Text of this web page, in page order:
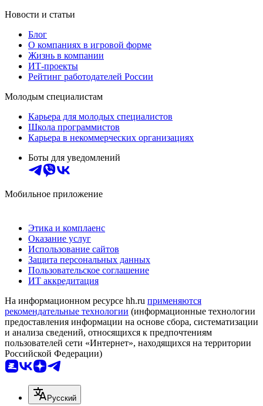
Новости и статьи
Блог
О компаниях в игровой форме
Жизнь в компании
ИТ-проекты
Рейтинг работодателей России
Молодым специалистам
Карьера для молодых специалистов
Школа программистов
Карьера в некоммерческих организациях
Боты для уведомлений
Мобильное приложение
Этика и комплаенс
Оказание услуг
Использование сайтов
Защита персональных данных
Пользовательское соглашение
ИТ аккредитация
На информационном ресурсе hh.ru применяются
рекомендательные технологии (информационные технологии
предоставления информации на основе сбора, систематизации
и анализа сведений, относящихся к предпочтениям
пользователей сети «Интернет», находящихся на территории
Российской Федерации)
Русский